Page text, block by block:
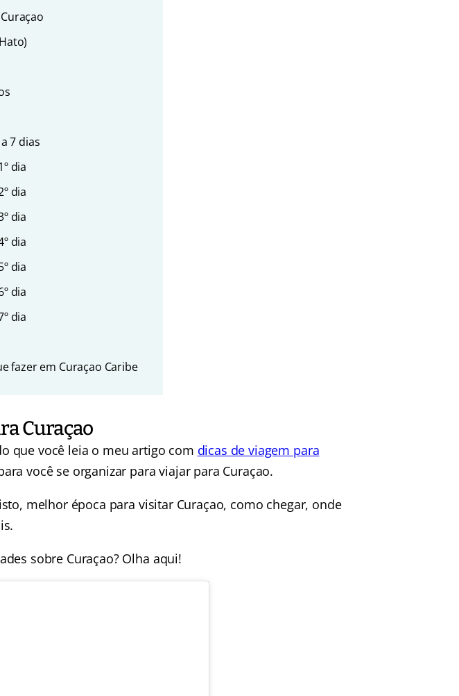
7 dias
dia
dia
dia
dia
dia
dia
dia
fazer em Curaçao Caribe
Curaçao
que você leia o meu artigo com dicas de viagem para
você se organizar para viajar para Curaçao.
melhor época para visitar Curaçao, como chegar, onde
sobre Curaçao? Olha aqui!